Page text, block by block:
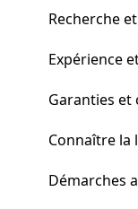
Recherche
Expérience
Garanties
Connaître la
Démarches